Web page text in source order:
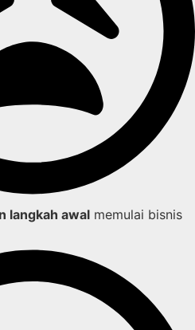
langkah awal memulai bisnis